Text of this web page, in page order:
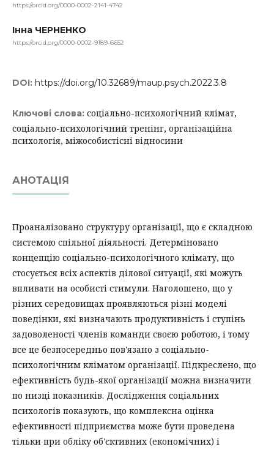
https://orcid.org/0000-0002-2141-4742
Інна ЧЕРНЕНКО
https://orcid.org/0000-0002-9189-6652
DOI: https://doi.org/10.32689/maup.psych.2022.3.8
Ключові слова: соціально-психологічний клімат,
соціально-психологічний тренінг, організаційна
психологія, міжособистісні відносини
АНОТАЦІЯ
Проаналізовано структуру організації, що є складною
системою спільної діяльності. Детерміновано
концепцію соціально-психологічного клімату, що
стосується всіх аспектів ділової ситуації, які можуть
впливати на особисті стимули. Наголошено, що у
різних середовищах проявляються різні моделі
поведінки, які визначають продуктивність і ступінь
задоволеності членів команди своєю роботою, і тому
все це безпосередньо пов'язано з соціально-
психологічним кліматом організації. Підкреслено, що
ефективність будь-якої організації можна визначити
по низці показників. Дослідження соціальних
психологів показують, що комплексна оцінка
ефективності підприємства може бути проведена
тільки при обліку об'єктивних (економічних) і